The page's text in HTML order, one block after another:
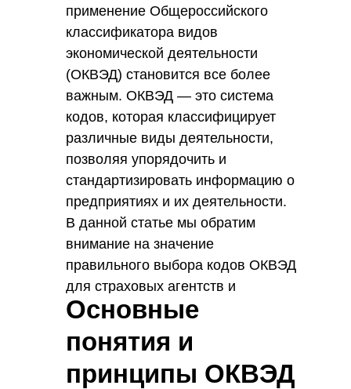
применение Общероссийского
классификатора видов
экономической деятельности
(ОКВЭД) становится все более
важным. ОКВЭД — это система
кодов, которая классифицирует
различные виды деятельности,
позволяя упорядочить и
стандартизировать информацию о
предприятиях и их деятельности.
В данной статье мы обратим
внимание на значение
правильного выбора кодов ОКВЭД
для страховых агентств и
рассмотрим, как это может
эффективность.
Основные
понятия и
принципы ОКВЭД